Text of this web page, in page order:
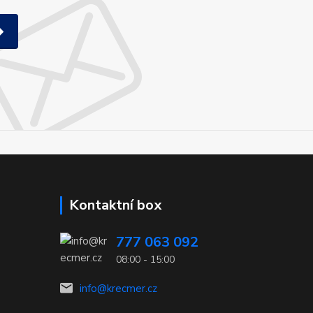
Kontaktní box
777 063 092
08:00 - 15:00
info@krecmer.cz